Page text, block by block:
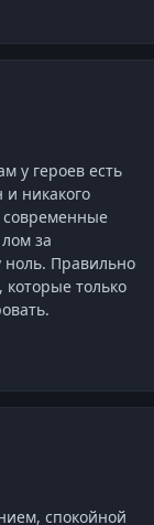
у героев есть
никакого
за
ноль. Правильно
только
спокойной